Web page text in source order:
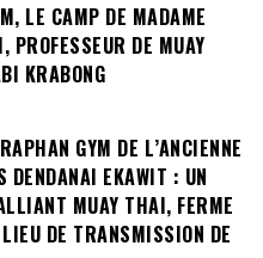
LE CAMP DE MADAME
PROFESSEUR DE MUAY
KRABONG
GYM DE L’ANCIENNE
DENDANAI EKAWIT : UN
MUAY THAI, FERME
DE TRANSMISSION DE